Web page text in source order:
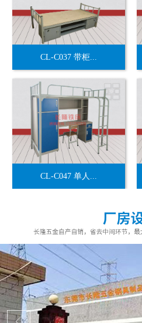
CL-C037 带柜...
CL-C047 单人...